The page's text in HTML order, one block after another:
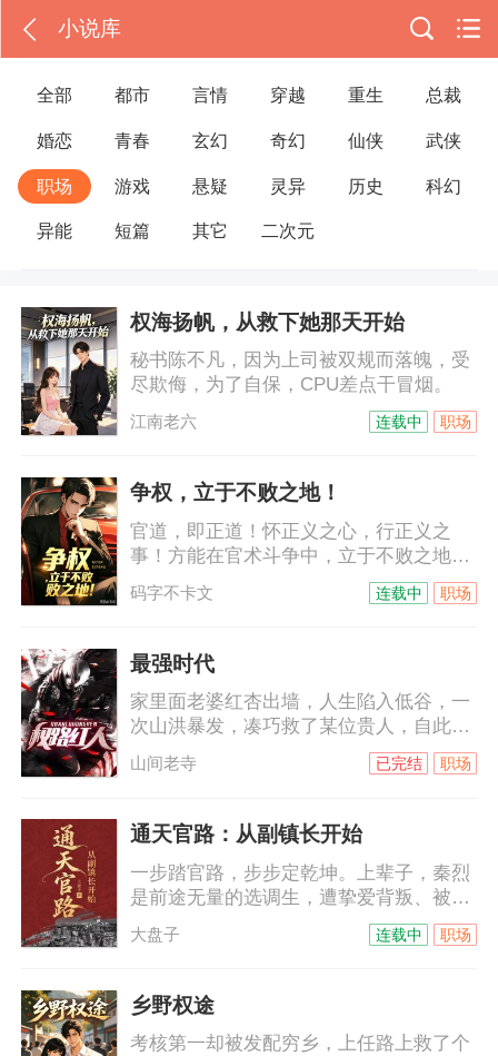
小说库
全部 都市 言情 穿越 重生 总裁
婚恋 青春 玄幻 奇幻 仙侠 武侠
职场 游戏 悬疑 灵异 历史 科幻
异能 短篇 其它 二次元
权海扬帆，从救下她那天开始
秘书陈不凡，因为上司被双规而落魄，受
尽欺侮，为了自保，CPU差点干冒烟。
江南老六 职场
连载中
争权，立于不败之地！
官道，即正道！怀正义之心，行正义之
事！方能在官术斗争中，立于不败之地！
官路无捷径，身正才能荣登巅峰！周远帆
心怀正义义，却被冷艳的警花当成了杀人
一场看似简单的情杀背后，藏着官场利益
的暗箱操作与重大项目的黑幕……周远帆
能否自证清白、查明真相，从棋子蜕变为
执棋者，一切从那场温泉惊魂开始……
码字不卡文 职场
连载中
最强时代
家里面老婆红杏出墙，人生陷入低谷，一
次山洪暴发，凑巧救了某位贵人，自此成
为了人们眼中的大红人……
山间老寺 职场
已完结
通天官路：从副镇长开始
一步踏官路，步步定乾坤。上辈子，秦烈
是前途无量的选调生，遭挚爱背叛、被权
贵构陷，十年牢狱，含恨而终。这一世，
他重回基层，隐忍布局，步步为营，从副
奸邪，终登权力之巅。前女友跪求复合，
他只冷然一句：滚。重活一回，不为私
怨，只为家国苍生；不恋旧情，只守正道
大盘子 职场
连载中
乡野权途
考核第一却被发配穷乡，上任路上救了个